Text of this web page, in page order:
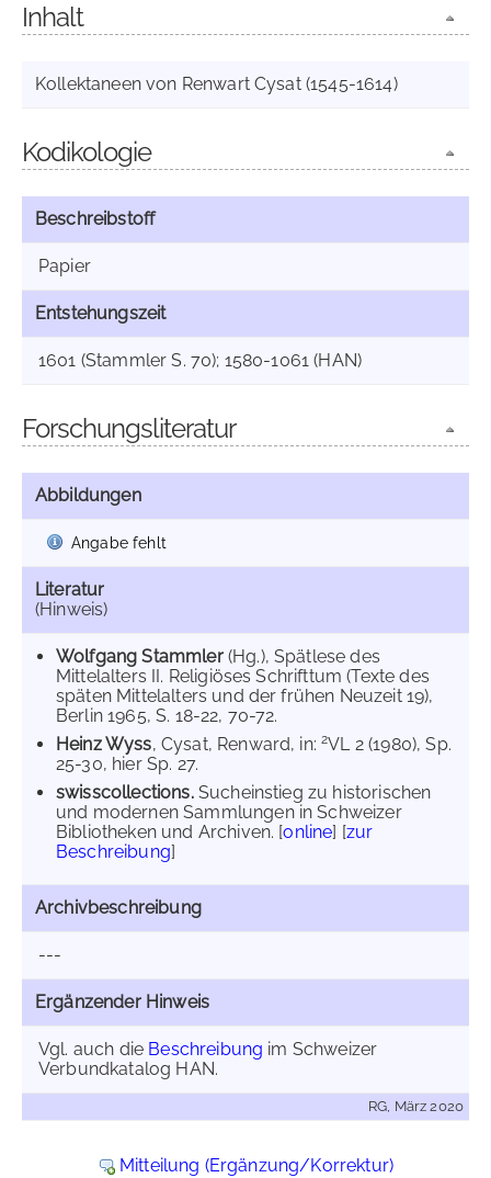
Inhalt
Kollektaneen von Renwart Cysat (1545-1614)
Kodikologie
Beschreibstoff
Papier
Entstehungszeit
1601 (Stammler S. 70); 1580-1061 (HAN)
Forschungsliteratur
Abbildungen
Angabe fehlt
Literatur
(Hinweis)
Wolfgang Stammler (Hg.), Spätlese des
Mittelalters II. Religiöses Schrifttum (Texte des
späten Mittelalters und der frühen Neuzeit 19),
Berlin 1965, S. 18-22, 70-72.
Heinz Wyss, Cysat, Renward, in:2VL 2 (1980), Sp.
25-30, hier Sp. 27.
swisscollections.Sucheinstieg zu historischen
und modernen Sammlungen in Schweizer
Bibliotheken und Archiven. [online] [zur
Beschreibung]
Archivbeschreibung
---
Ergänzender Hinweis
Vgl. auch die Beschreibung im Schweizer
Verbundkatalog HAN.
RG, März 2020
Mitteilung (Ergänzung/Korrektur)